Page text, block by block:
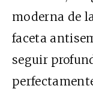
moderna de
faceta
seguir